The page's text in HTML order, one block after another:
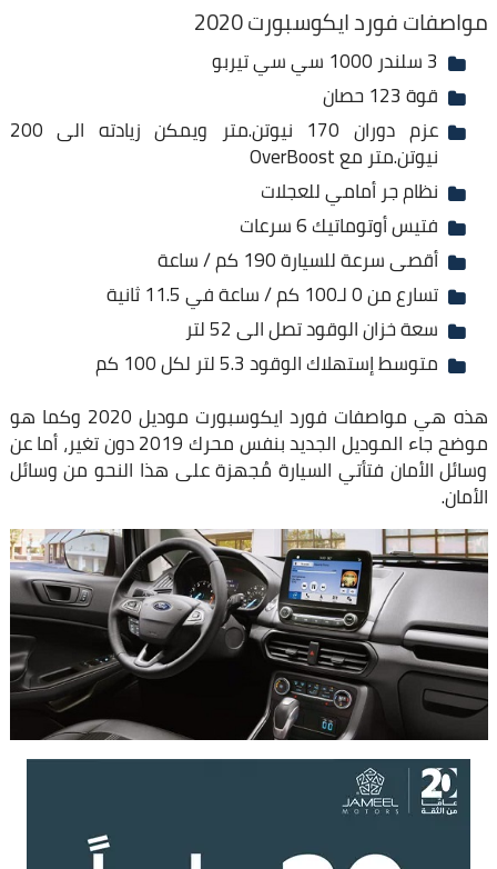
مواصفات فورد ايكوسبورت 2020
3 سلندر 1000 سي سي تيربو
قوة 123 حصان
عزم دوران 170 نيوتن.متر ويمكن زيادته الى 200
نيوتن.متر مع OverBoost
نظام جر أمامي للعجلات
فتيس أوتوماتيك 6 سرعات
أقصى سرعة للسيارة 190 كم / ساعة
تسارع من 0 لـ100 كم / ساعة في 11.5 ثانية
سعة خزان الوقود تصل الى 52 لتر
متوسط إستهلاك الوقود 5.3 لتر لكل 100 كم
هذه هي مواصفات فورد ايكوسبورت موديل 2020 وكما هو
موضح جاء الموديل الجديد بنفس محرك 2019 دون تغير، أما عن
وسائل الأمان فتأتي السيارة مُجهزة على هذا النحو من وسائل
الأمان.